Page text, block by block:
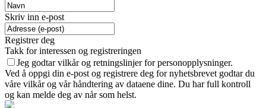
Skriv inn e-post
Registrer deg
Takk for interessen og registreringen
Jeg godtar vilkår og retningslinjer for personopplysninger.
Ved å oppgi din e-post og registrere deg for nyhetsbrevet godtar du
våre vilkår og vår håndtering av dataene dine. Du har full kontroll
og kan melde deg av når som helst.